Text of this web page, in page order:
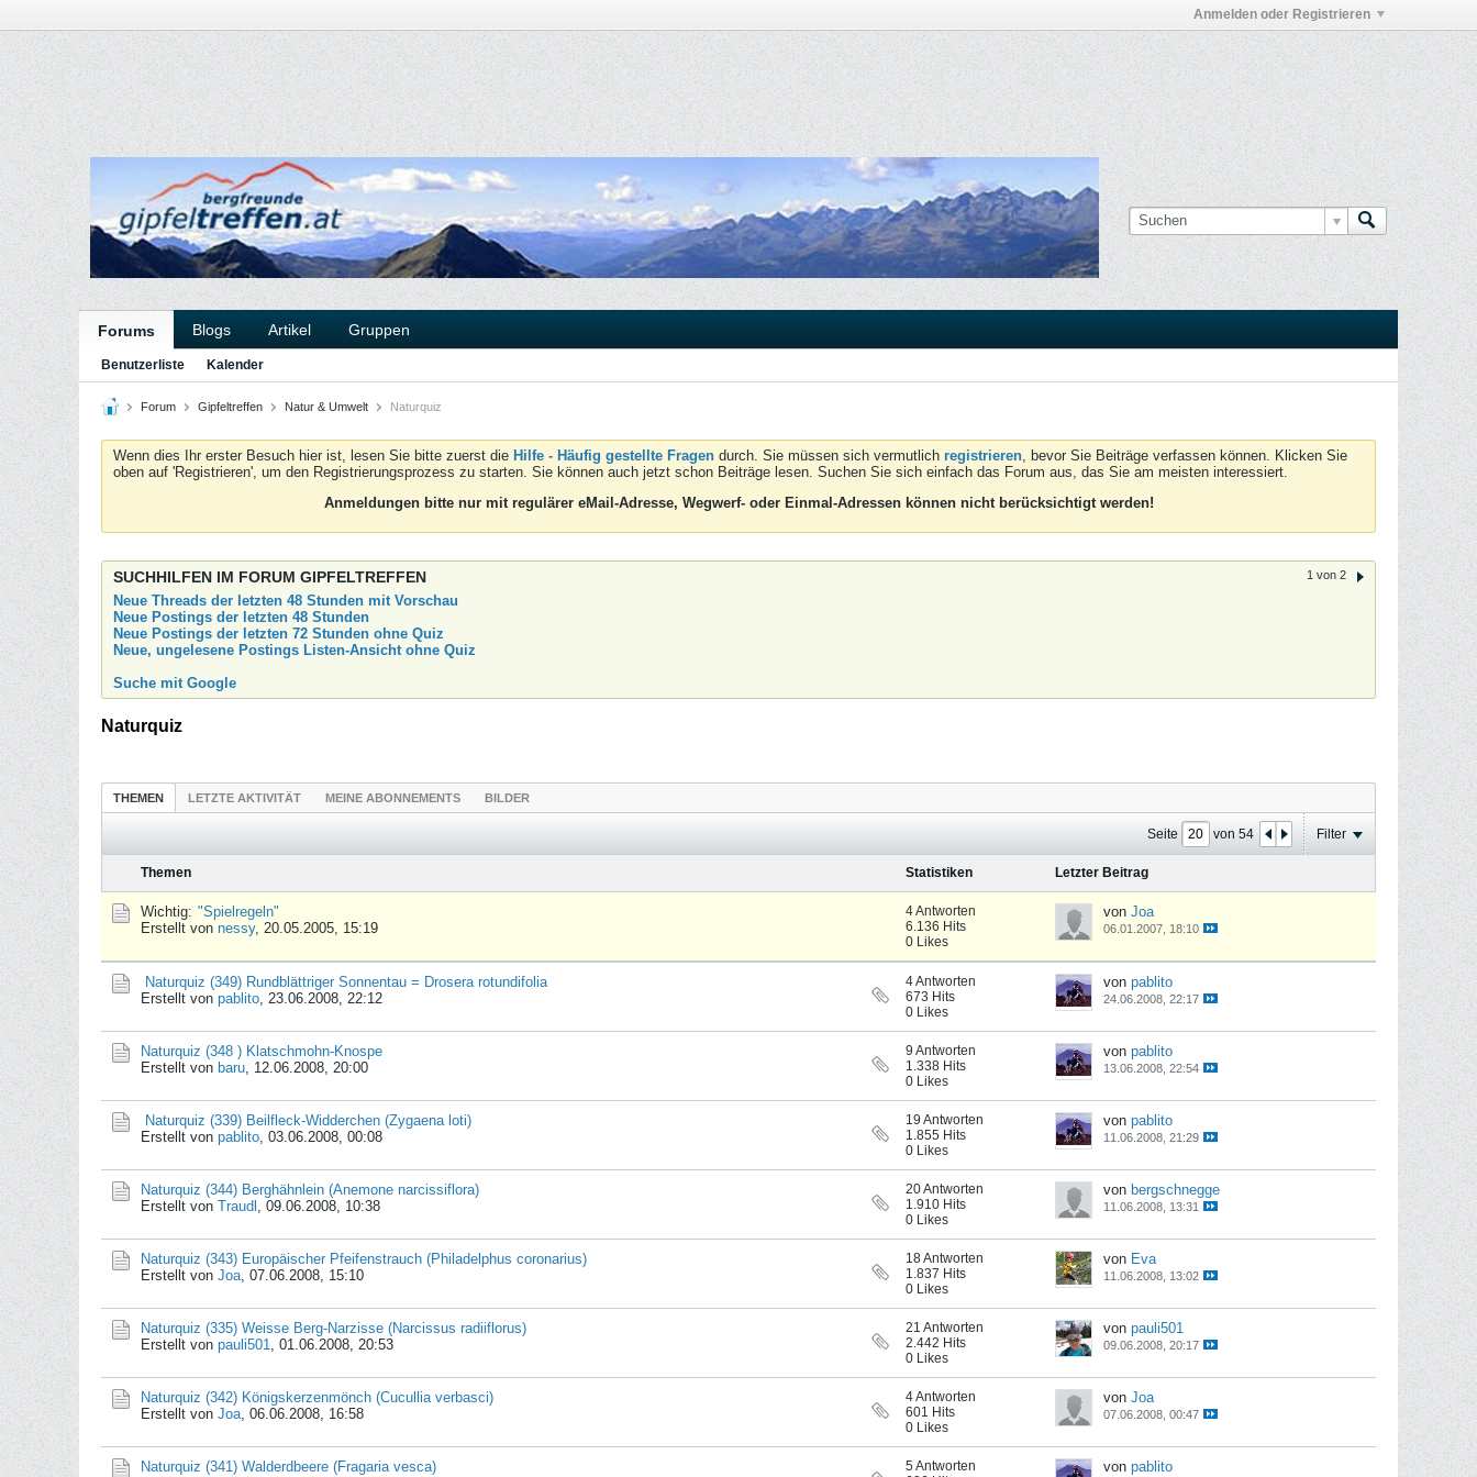
Anmelden oder Registrieren
Forums Blogs Artikel Gruppen
Benutzerliste Kalender
Forum Gipfeltreffen Natur & Umwelt Naturquiz
Wenn dies Ihr erster Besuch hier ist, lesen Sie bitte zuerst die Hilfe - Häufig gestellte Fragen durch. Sie müssen sich vermutlich registrieren, bevor Sie Beiträge verfassen können. Klicken Sie
oben auf 'Registrieren', um den Registrierungsprozess zu starten. Sie können auch jetzt schon Beiträge lesen. Suchen Sie sich einfach das Forum aus, das Sie am meisten interessiert.
Anmeldungen bitte nur mit regulärer eMail-Adresse, Wegwerf- oder Einmal-Adressen können nicht berücksichtigt werden!
1 von 2
SUCHHILFEN IM FORUM GIPFELTREFFEN
Neue Threads der letzten 48 Stunden mit Vorschau
Neue Postings der letzten 48 Stunden
Neue Postings der letzten 72 Stunden ohne Quiz
Neue, ungelesene Postings Listen-Ansicht ohne Quiz
Suche mit Google
Naturquiz
THEMEN LETZTE AKTIVITÄT MEINE ABONNEMENTS BILDER
Seite von 54 Filter
Themen Statistiken Letzter Beitrag
Wichtig: "Spielregeln"
Erstellt von nessy, 20.05.2005, 15:19
4 Antworten
6.136 Hits
0 Likes
von Joa
06.01.2007, 18:10
Naturquiz (349) Rundblättriger Sonnentau = Drosera rotundifolia
Erstellt von pablito, 23.06.2008, 22:12
4 Antworten
673 Hits
0 Likes
von pablito
24.06.2008, 22:17
Naturquiz (348 ) Klatschmohn-Knospe
Erstellt von baru, 12.06.2008, 20:00
9 Antworten
1.338 Hits
0 Likes
von pablito
13.06.2008, 22:54
Naturquiz (339) Beilfleck-Widderchen (Zygaena loti)
Erstellt von pablito, 03.06.2008, 00:08
19 Antworten
1.855 Hits
0 Likes
von pablito
11.06.2008, 21:29
Naturquiz (344) Berghähnlein (Anemone narcissiflora)
Erstellt von Traudl , 09.06.2008, 10:38
20 Antworten
1.910 Hits
0 Likes
von bergschnegge
11.06.2008, 13:31
Naturquiz (343) Europäischer Pfeifenstrauch (Philadelphus coronarius)
Erstellt von Joa, 07.06.2008, 15:10
18 Antworten
1.837 Hits
0 Likes
von Eva
11.06.2008, 13:02
Naturquiz (335) Weisse Berg-Narzisse (Narcissus radiiflorus)
Erstellt von pauli501, 01.06.2008, 20:53
21 Antworten
2.442 Hits
0 Likes
von pauli501
09.06.2008, 20:17
Naturquiz (342) Königskerzenmönch (Cucullia verbasci)
Erstellt von Joa, 06.06.2008, 16:58
4 Antworten
601 Hits
0 Likes
von Joa
07.06.2008, 00:47
Naturquiz (341) Walderdbeere (Fragaria vesca)
5 Antworten
von pablito